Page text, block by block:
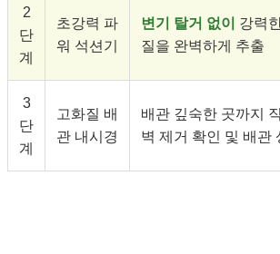
2
단
계
초강력 파
워 석션기
변기 탈거 없이
강력
질을 완벽하게 추출
3
단
계
고화질 배
관 내시경
배관 깊숙한 곳까지
벽 제거 확인 및 배관